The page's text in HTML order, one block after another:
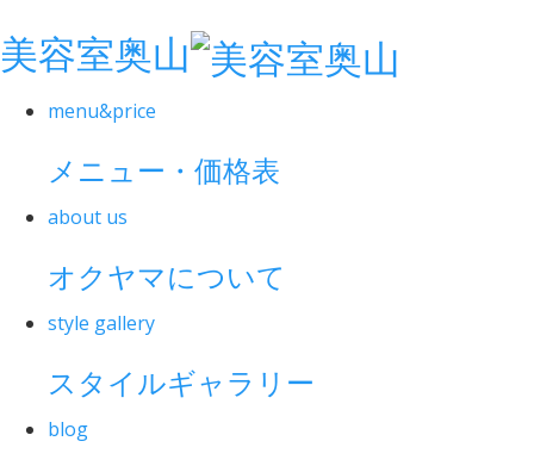
美容室奥山
menu&price
メニュー・価格表
about us
オクヤマについて
style gallery
スタイルギャラリー
blog